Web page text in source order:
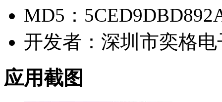
MD5：
开发者：深圳市奕格
应用截图